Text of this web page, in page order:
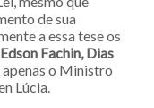
de sua
a essa tese os
Fachin, Dias
o Ministro
Lúcia.